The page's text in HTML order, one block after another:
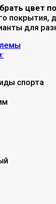
цвет
покрытия,
для
спорта